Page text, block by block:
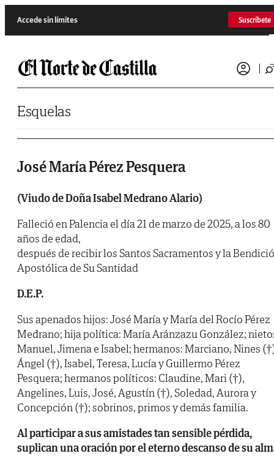
Accede sin límites Suscríbete
Esquelas
José María Pérez Pesquera
(Viudo de Doña Isabel Medrano Alario)
Falleció en Palencia el día 21 de marzo de 2025, a los 80
años de edad,
después de recibir los Santos Sacramentos y la
Apostólica de Su Santidad
D.E.P.
Sus apenados hijos: José María y María del Rocío Pérez
Medrano; hija política: María Aránzazu González;
Manuel, Jimena e Isabel; hermanos: Marciano, Nines
Ángel (†), Isabel, Teresa, Lucía y Guillermo Pérez
Pesquera; hermanos políticos: Claudine, Mari (†),
Angelines, Luis, José, Agustín (†), Soledad, Aurora y
Concepción (†); sobrinos, primos y demás familia.
Al participar a sus amistades tan sensible pérdida,
suplican una oración por el eterno descanso de su